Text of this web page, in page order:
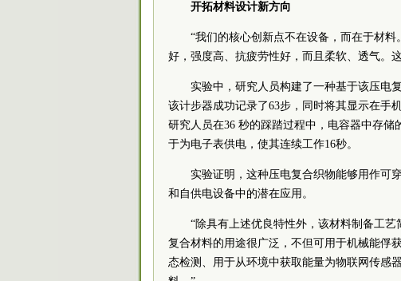
开拓材料设计新方向
“我们的核心创新点不在设备，而在于材
好，强度高、抗疲劳性好，而且柔软、透气。
实验中，研究人员构建了一种基于该压电
该计步器成功记录了63步，同时将其显示在手
研究人员在36 秒的踩踏过程中，电容器中存
于为电子表供电，使其连续工作16秒。
实验证明，这种压电复合织物能够用作可
和自供电设备中的潜在应用。
“除具有上述优良特性外，该材料制备工
复合材料的用途很广泛，不但可用于机械能俘
态检测、用于从环境中获取能量为物联网传感